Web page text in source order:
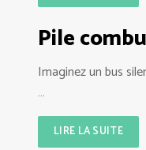
Pile
Imaginez un bus
…
LIRE LA SUITE